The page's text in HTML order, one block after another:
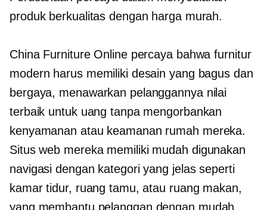
produk berkualitas dengan harga murah.
China Furniture Online percaya bahwa furnitur
modern harus memiliki desain yang bagus dan
bergaya, menawarkan pelanggannya nilai
terbaik untuk uang tanpa mengorbankan
kenyamanan atau keamanan rumah mereka.
Situs web mereka memiliki mudah digunakan
navigasi dengan kategori yang jelas seperti
kamar tidur, ruang tamu, atau ruang makan,
yang membantu pelanggan dengan mudah